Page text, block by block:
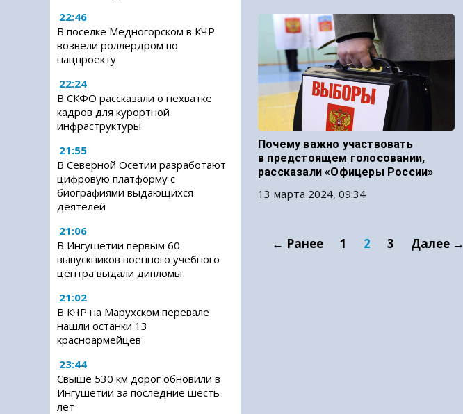
22:46
В поселке Медногорском в КЧР
возвели роллердром по
нацпроекту
22:24
В СКФО рассказали о нехватке
кадров для курортной
инфраструктуры
21:55
В Северной Осетии разработают
цифровую платформу с
биографиями выдающихся
деятелей
21:06
В Ингушетии первым 60
выпускников военного учебного
центра выдали дипломы
21:02
В КЧР на Марухском перевале
нашли останки 13
красноармейцев
23:44
Свыше 530 км дорог обновили в
Ингушетии за последние шесть
лет
Почему важно участвовать
в предстоящем голосовании,
рассказали «Офицеры России»
13 марта 2024, 09:34
← Ранее 1 2 3 Далее →